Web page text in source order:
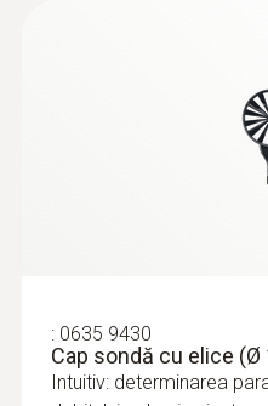
: 0635 9430
Cap sondă cu elice (Ø
Intuitiv: determinarea